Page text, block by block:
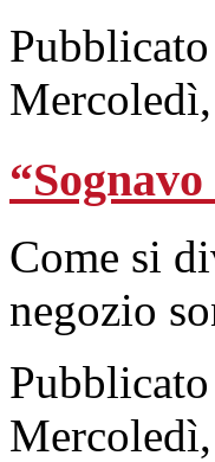
Come si
negozio